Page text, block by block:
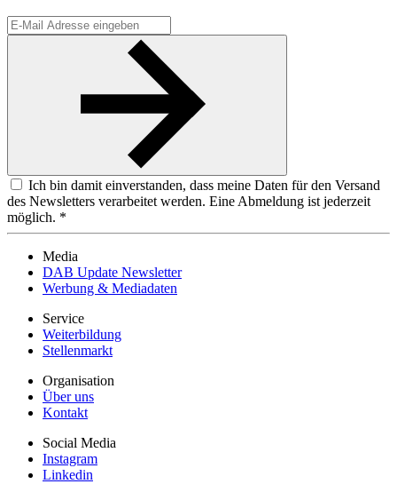
Ich bin damit einverstanden, dass meine Daten für den Versand
des Newsletters verarbeitet werden. Eine Abmeldung ist jederzeit
möglich. *
Media
DAB Update Newsletter
Werbung & Mediadaten
Service
Weiterbildung
Stellenmarkt
Organisation
Über uns
Kontakt
Social Media
Instagram
Linkedin